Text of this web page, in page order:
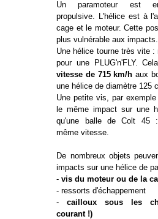
Un paramoteur est
propulsive. L'hélice est à
cage et le moteur. Cette
plus vulnérable aux impacts.
Une hélice tourne très vite
pour une PLUG'n'FLY.
vitesse de 715 km/h aux
une hélice de diamètre 125
Une petite vis, par
le même impact sur une
qu'une balle de Colt 45
même vitesse.
De nombreux objets
impacts sur une hélice de
-vis du moteur ou de la
- ressorts d'échappement
-cailloux sous les
courant !)